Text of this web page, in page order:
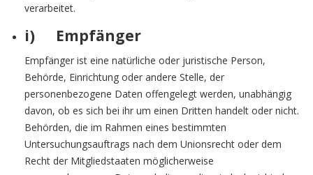
verarbeitet.
i) Empfänger
Empfänger ist eine natürliche oder juristische Person,
Behörde, Einrichtung oder andere Stelle, der
personenbezogene Daten offengelegt werden, unabhängig
davon, ob es sich bei ihr um einen Dritten handelt oder nicht.
Behörden, die im Rahmen eines bestimmten
Untersuchungsauftrags nach dem Unionsrecht oder dem
Recht der Mitgliedstaaten möglicherweise